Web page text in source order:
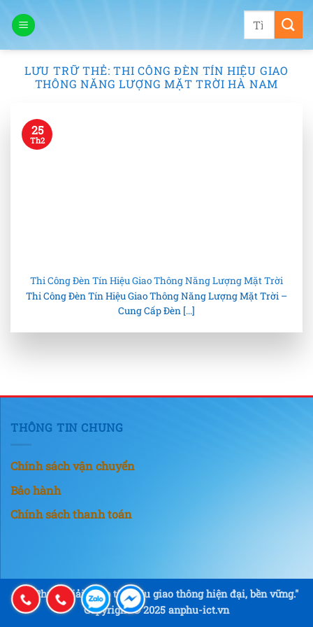
qua
Tìm
LƯU TRỮ THẺ:THI CÔNG ĐÈN TÍN HIỆU GIAO
THÔNG NĂNG LƯỢNG MẶT TRỜI HÀ NAM
Thi Công Đèn Tín Hiệu Giao Thông Năng Lượng Mặt Trời
Thi Công Đèn Tín Hiệu Giao Thông Năng Lượng Mặt Trời –
Cung Cấp Đèn [...]
25
Th2
THÔNG TIN CHUNG
Chính sách vận chuyển
Bảo hành
Chính sách thanh toán
"An Phú – Giải pháp tín hiệu giao thông hiện đại, bền vững."
Copyright © 2025 anphu-ict.vn